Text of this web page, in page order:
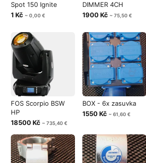
Spot 150 Ignite
1 Kč ~ 0,00 €
DIMMER 4CH
1900 Kč ~ 75,50 €
FOS Scorpio BSW
HP
18500 Kč ~ 735,40 €
BOX - 6x zasuvka
1550 Kč ~ 61,60 €